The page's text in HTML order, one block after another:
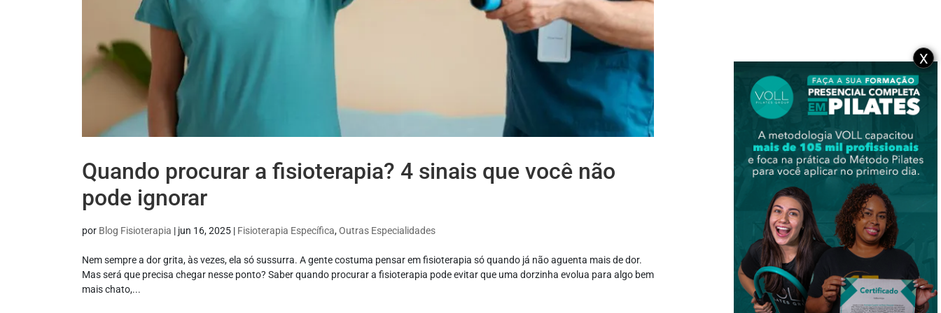
Quando procurar a fisioterapia? 4 sinais que você não
pode ignorar
por Blog Fisioterapia | jun 16, 2025 | Fisioterapia Específica,Outras Especialidades
Nem sempre a dor grita, às vezes, ela só sussurra. A gente costuma pensar em fisioterapia só quando já não aguenta mais de dor.
Mas será que precisa chegar nesse ponto? Saber quando procurar a fisioterapia pode evitar que uma dorzinha evolua para algo bem
mais chato,...
X